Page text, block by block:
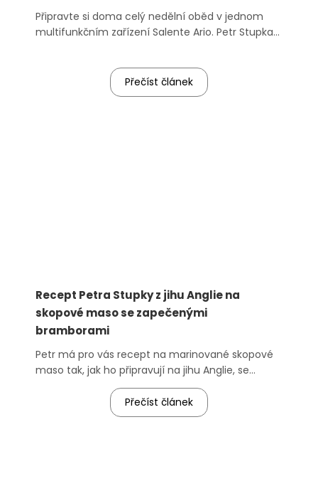
Připravte si doma celý nedělní oběd v jednom
multifunkčním zařízení Salente Ario. Petr Stupka
Přečíst článek
Recept Petra Stupky z jihu Anglie na
skopové maso se zapečenými
bramborami
Petr má pro vás recept na marinované skopové
maso tak, jak ho připravují na jihu Anglie, se
speciální marinádou.
Přečíst článek